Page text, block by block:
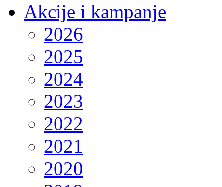
Akcije i kampanje
2026
2025
2024
2023
2022
2021
2020